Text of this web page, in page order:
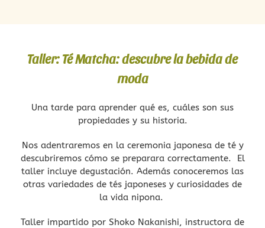
Taller: Té Matcha: descubre la bebida de
moda
Una tarde para aprender qué es, cuáles son sus
propiedades y su historia.
Nos adentraremos en la ceremonia japonesa de té y
descubriremos cómo se preparara correctamente. El
taller incluye degustación. Además conoceremos las
otras variedades de tés japoneses y curiosidades de
la vida nipona.
Taller impartido por Shoko Nakanishi, instructora de